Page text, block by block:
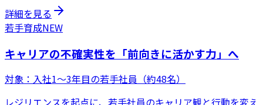
詳細を見る
若手育成NEW
キャリアの不確実性を「前向きに活かす力」へ
対象： 入社1〜3年目の若手社員（約48名）